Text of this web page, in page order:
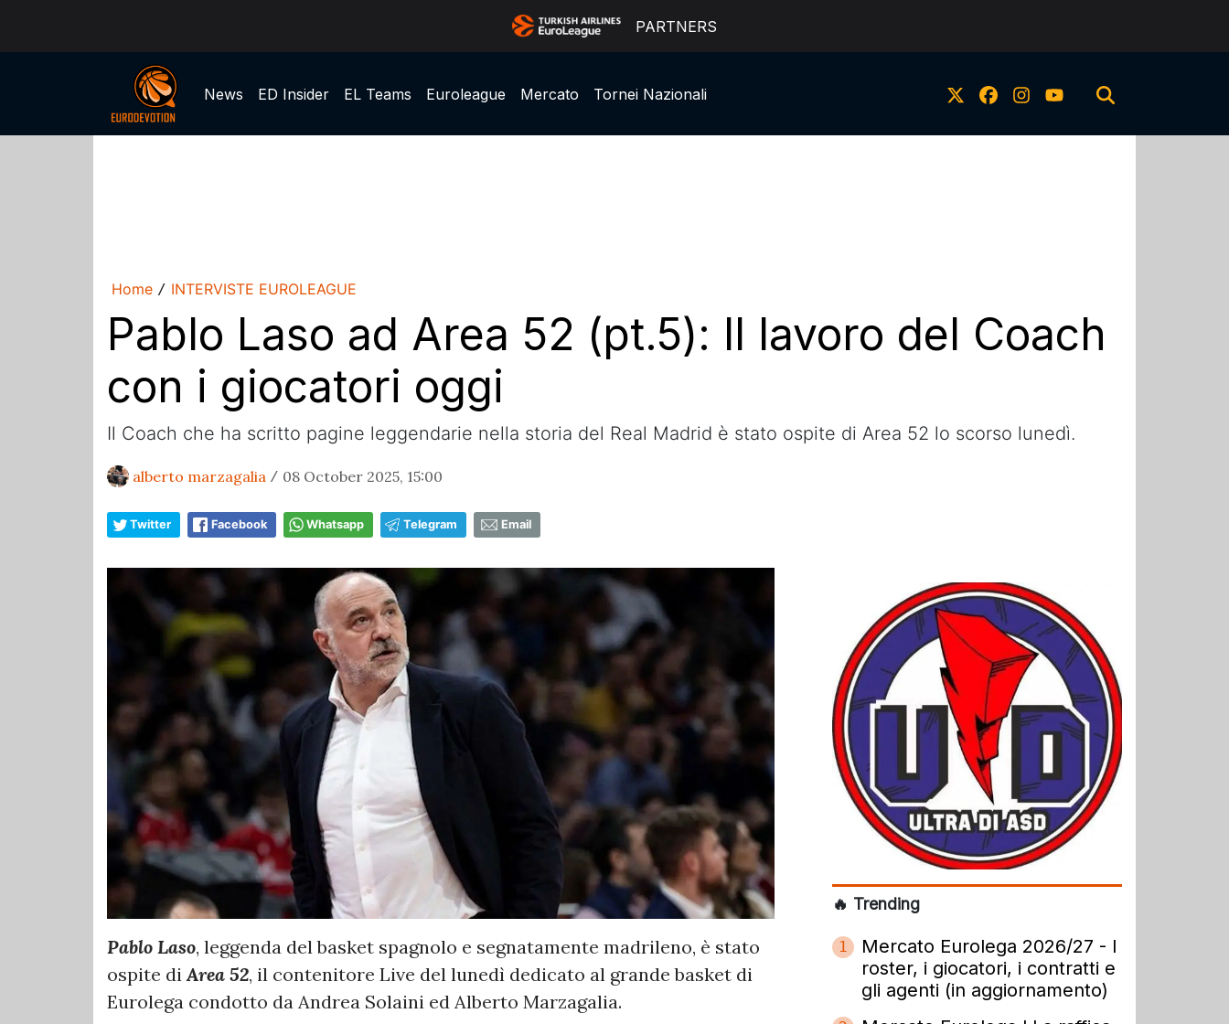
PARTNERS
News ED Insider EL Teams Euroleague Mercato Tornei Nazionali
Home / INTERVISTE EUROLEAGUE
Pablo Laso ad Area 52 (pt.5): Il lavoro del Coach
con i giocatori oggi
Il Coach che ha scritto pagine leggendarie nella storia del Real Madrid è stato ospite di Area 52 lo scorso lunedì.
alberto marzagalia / 08 October 2025, 15:00
Twitter Facebook Whatsapp Telegram Email
Pablo Laso, leggenda del basket spagnolo e segnatamente madrileno, è stato
ospite diArea 52, il contenitore Live del lunedì dedicato al grande basket di
Eurolega condotto da Andrea Solaini ed Alberto Marzagalia.
🔥 Trending
1
Mercato Eurolega 2026/27 - I
roster, i giocatori, i contratti e
gli agenti (in aggiornamento)